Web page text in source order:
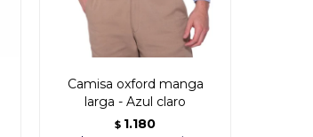
Camisa oxford manga
larga - Azul claro
$ 1.180